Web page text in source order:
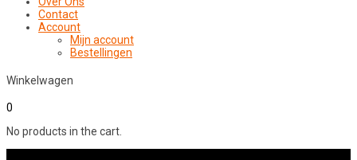
Contact
Account
Mijn account
Bestellingen
Winkelwagen
0
No products in the cart.